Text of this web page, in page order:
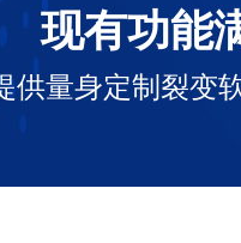
现有功能
供量身定制裂变